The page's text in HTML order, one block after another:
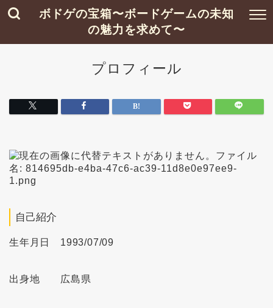
ボドゲの宝箱〜ボードゲームの未知
の魅力を求めて〜
プロフィール
自己紹介
生年月日 1993/07/09
出身地 広島県